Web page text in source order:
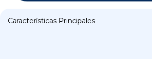
Características Principales